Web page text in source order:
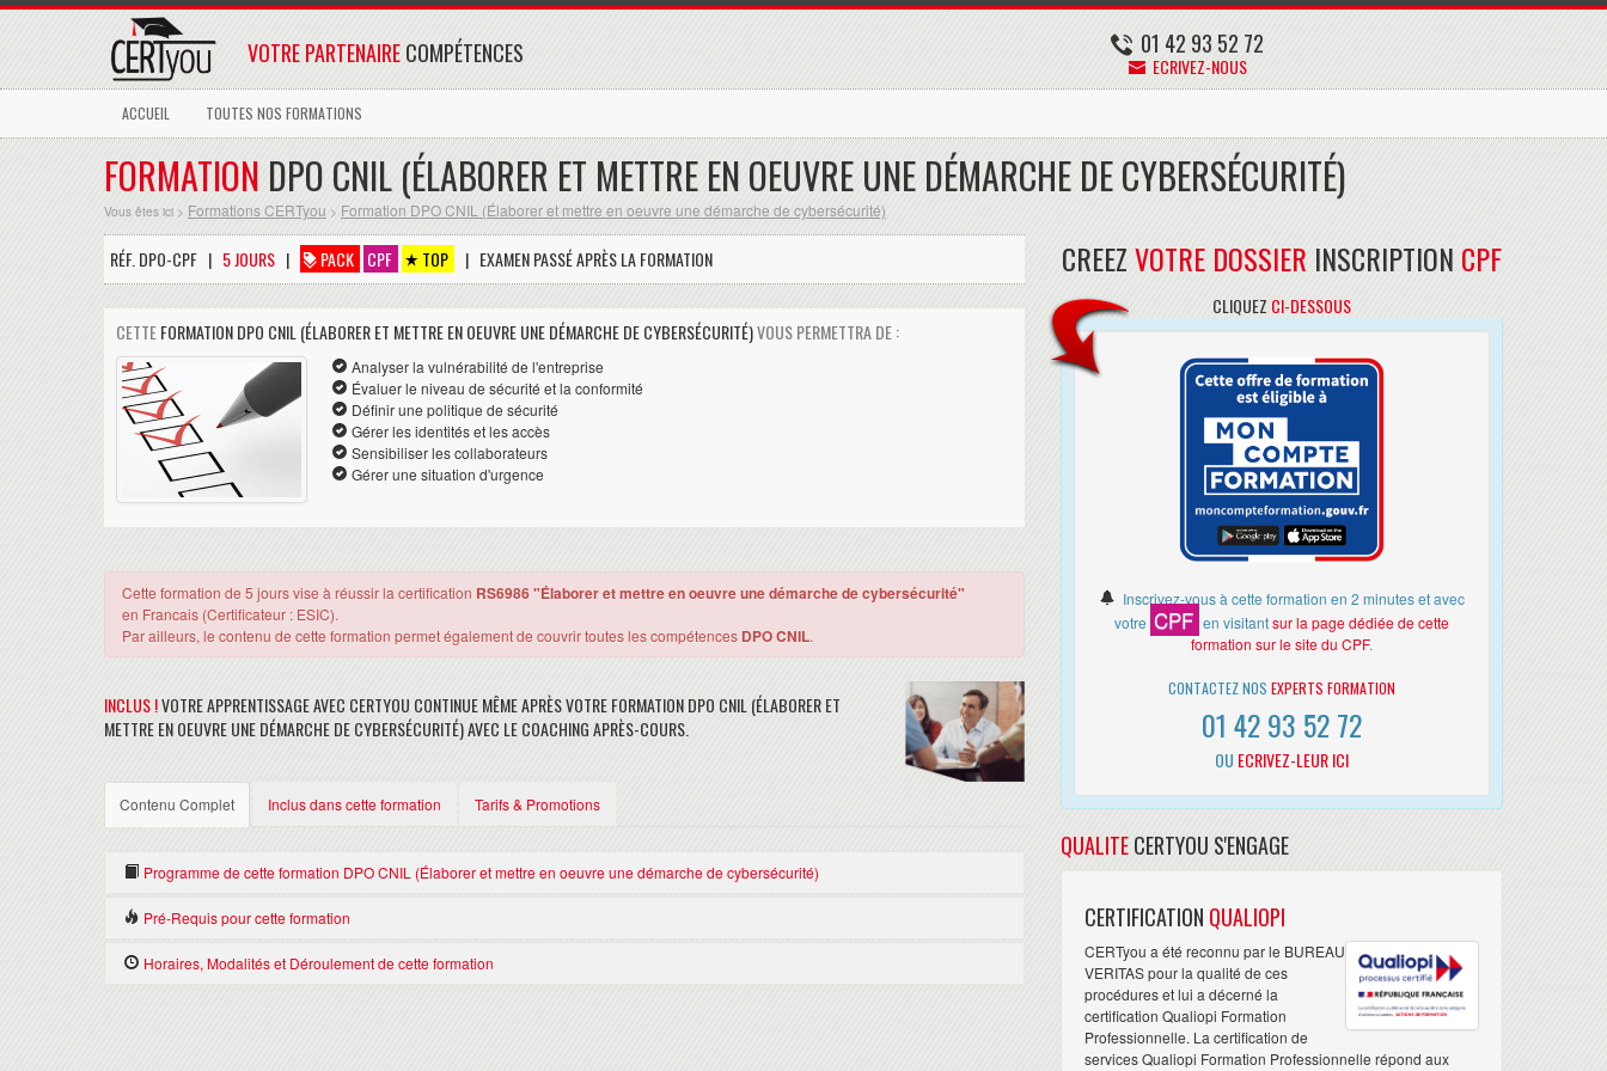
01 42 93 52 72
ECRIVEZ-NOUS
VOTRE PARTENAIRECOMPÉTENCES
ACCUEIL TOUTES NOS FORMATIONS
FORMATION DPO CNIL (ÉLABORER ET METTRE EN OEUVRE UNE DÉMARCHE DE CYBERSÉCURITÉ)
Vous êtes ici > Formations CERTyou > Formation DPO CNIL (Élaborer et mettre en oeuvre une démarche de cybersécurité)
RÉF. DPO-CPF | 5 JOURS | PACK CPF TOP | EXAMEN PASSÉ APRÈS LA FORMATION
CETTEFORMATION DPO CNIL (ÉLABORER ET METTRE EN OEUVRE UNE DÉMARCHE DE CYBERSÉCURITÉ)VOUS PERMETTRA DE :
Analyser la vulnérabilité de l'entreprise
Évaluer le niveau de sécurité et la conformité
Définir une politique de sécurité
Gérer les identités et les accès
Sensibiliser les collaborateurs
Gérer une situation d'urgence
Cette formation de 5 jours vise à réussir la certification RS6986 "Élaborer et mettre en oeuvre une démarche de cybersécurité"
en Francais (Certificateur : ESIC).
Par ailleurs, le contenu de cette formation permet également de couvrir toutes les compétences DPO CNIL.
INCLUS !VOTRE APPRENTISSAGE AVEC CERTYOU CONTINUE MÊME APRÈS VOTRE FORMATION DPO CNIL (ÉLABORER ET
METTRE EN OEUVRE UNE DÉMARCHE DE CYBERSÉCURITÉ) AVEC LE COACHING APRÈS-COURS.
Contenu Complet Inclus dans cette formation Tarifs & Promotions
Programme de cette formation DPO CNIL (Élaborer et mettre en oeuvre une démarche de cybersécurité)
ANALYSER LA VULNÉRABILITÉ DE L'ENTREPRISE
Réaliser un inventaire des équipements, logiciels et interconnexions, identifier les vulnérabilités et menaces, appliquer une politique de
Pré-Requis pour cette formation
Il n'y a pas de Pré-requis pour suivre cette formation DPO CNIL (Élaborer et mettre en oeuvre une démarche de cybersécurité).
Horaires, Modalités et Déroulement de cette formation
CREEZVOTRE DOSSIER INSCRIPTION CPF
CLIQUEZ CI-DESSOUS
Inscrivez-vous à cette formation en 2 minutes et avec
votre CPF en visitantsur la page dédiée de cette
formation sur le site du CPF.
CONTACTEZ NOS EXPERTS FORMATION
01 42 93 52 72
OU ECRIVEZ-LEUR ICI
QUALITECERTYOU S'ENGAGE
CERTIFICATION QUALIOPI
CERTyou a été reconnu par le BUREAU
VERITAS pour la qualité de ces
procédures et lui a décerné la
certification Qualiopi Formation
Professionnelle. La certification de
services Qualiopi Formation Professionnelle répond aux